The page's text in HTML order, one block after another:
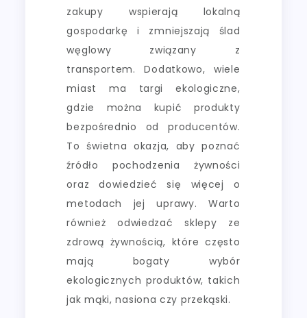
zakupy wspierają lokalną
gospodarkę i zmniejszają ślad
węglowy związany z
transportem. Dodatkowo, wiele
miast ma targi ekologiczne,
gdzie można kupić produkty
bezpośrednio od producentów.
To świetna okazja, aby poznać
źródło pochodzenia żywności
oraz dowiedzieć się więcej o
metodach jej uprawy. Warto
również odwiedzać sklepy ze
zdrową żywnością, które często
mają bogaty wybór
ekologicznych produktów, takich
jak mąki, nasiona czy przekąski.